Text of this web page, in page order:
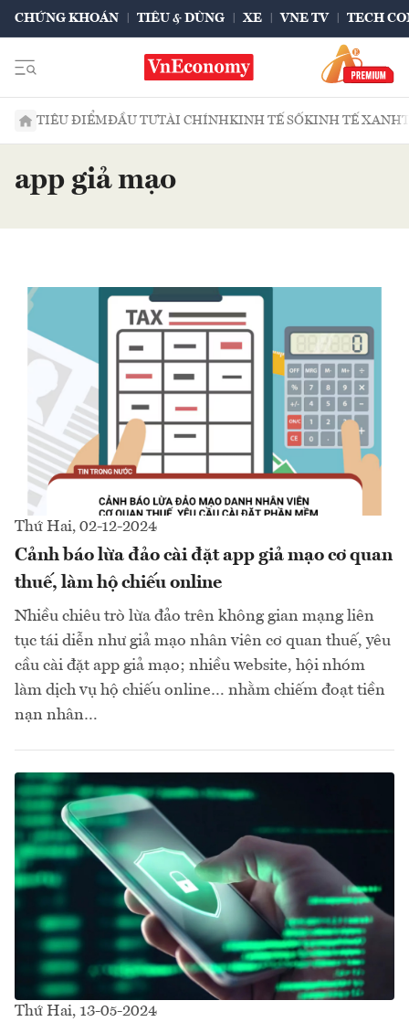
CHỨNG KHOÁN TIÊU & DÙNG XE VNE TV TECH
TIÊU ĐIỂMĐẦU TƯTÀI CHÍNHKINH TẾ SỐKINH TẾ XANH
app giả mạo
Thứ Hai, 02-12-2024
Cảnh báo lừa đảo cài đặt app giả mạo cơ quan
thuế, làm hộ chiếu online
Nhiều chiêu trò lừa đảo trên không gian mạng liên
tục tái diễn như giả mạo nhân viên cơ quan thuế, yêu
cầu cài đặt app giả mạo; nhiều website, hội nhóm
làm dịch vụ hộ chiếu online… nhằm chiếm đoạt tiền
nạn nhân…
Thứ Hai, 13-05-2024